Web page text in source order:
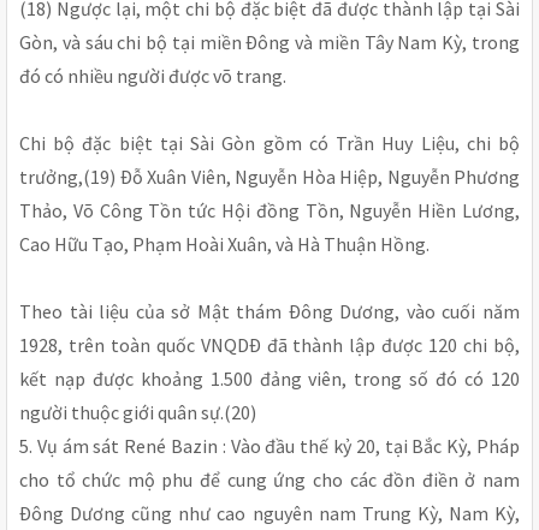
(18) Ngược lại, một chi bộ đặc biệt đã được thành lập tại Sài
Gòn, và sáu chi bộ tại miền Ðông và miền Tây Nam Kỳ, trong
đó có nhiều người được võ trang.
Chi bộ đặc biệt tại Sài Gòn gồm có Trần Huy Liệu, chi bộ
trưởng,(19) Ðỗ Xuân Viên, Nguyễn Hòa Hiệp, Nguyễn Phương
Thảo, Võ Công Tồn tức Hội đồng Tồn, Nguyễn Hiền Lương,
Cao Hữu Tạo, Phạm Hoài Xuân, và Hà Thuận Hồng.
Theo tài liệu của sở Mật thám Ðông Dương, vào cuối năm
1928, trên toàn quốc VNQDÐ đã thành lập được 120 chi bộ,
kết nạp được khoảng 1.500 đảng viên, trong số đó có 120
người thuộc giới quân sự.(20)
5. Vụ ám sát René Bazin : Vào đầu thế kỷ 20, tại Bắc Kỳ, Pháp
cho tổ chức mộ phu để cung ứng cho các đồn điền ở nam
Ðông Dương cũng như cao nguyên nam Trung Kỳ, Nam Kỳ,